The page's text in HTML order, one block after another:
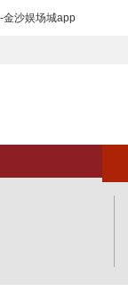
-金沙娱场城app